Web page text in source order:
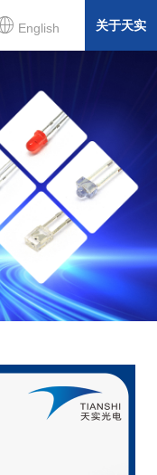
English 关于天实